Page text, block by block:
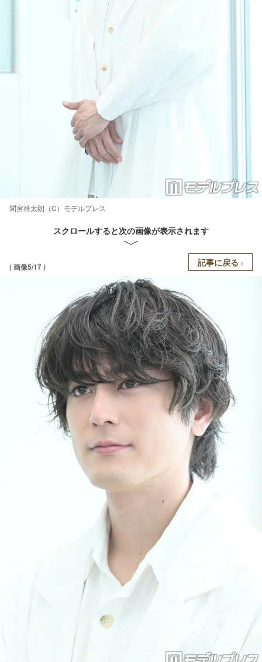
間宮祥太朗（C）モデルプレス
スクロールすると次の画像が表示されます
( 画像5/17 ) 記事に戻る